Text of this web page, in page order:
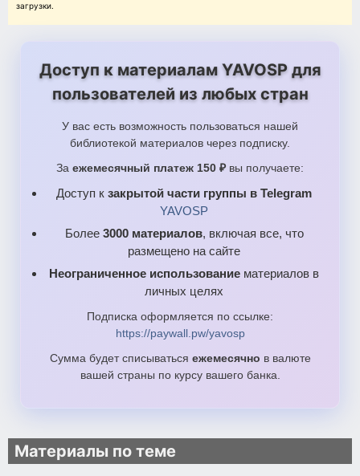
загрузки.
Доступ к материалам YAVOSP для
пользователей из любых стран
У вас есть возможность пользоваться нашей
библиотекой материалов через подписку.
За ежемесячный платеж 150 ₽ вы получаете:
Доступ к закрытой части группы в Telegram
YAVOSP
Более 3000 материалов, включая все, что
размещено на сайте
Неограниченное использование материалов в
личных целях
Подписка оформляется по ссылке:
https://paywall.pw/yavosp
Сумма будет списываться ежемесячно в валюте
вашей страны по курсу вашего банка.
Материалы по теме